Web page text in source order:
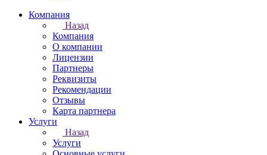
Компания
Назад
Компания
О компании
Лицензии
Партнеры
Реквизиты
Рекомендации
Отзывы
Карта партнера
Услуги
Назад
Услуги